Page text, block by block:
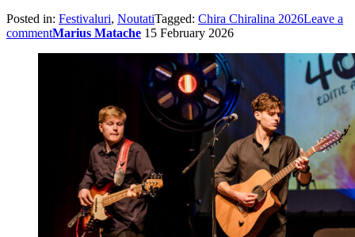
Posted in: Festivaluri, NoutatiTagged: Chira Chiralina 2026Leave a
commentMarius Matache 15 February 2026